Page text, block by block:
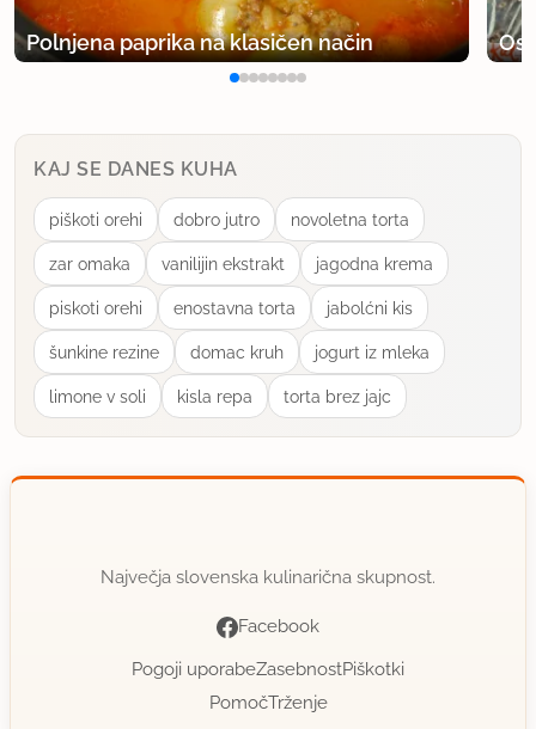
Polnjena paprika na klasičen način
KAJ SE DANES KUHA
piškoti orehi dobro jutro novoletna torta
zar omaka vanilijin ekstrakt jagodna krema
piskoti orehi enostavna torta jabolćni kis
šunkine rezine domac kruh jogurt iz mleka
limone v soli kisla repa torta brez jajc
Največja slovenska kulinarična skupnost.
Facebook
Pogoji uporabeZasebnostPiškotki
PomočTrženje